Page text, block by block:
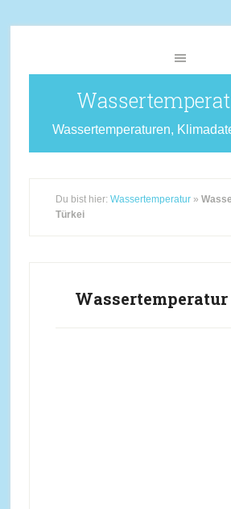
Wassertemperaturen,
Du bist hier: Wassertemperatur»
Türkei